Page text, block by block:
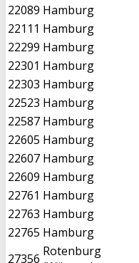
22089 Hamburg
22111 Hamburg
22299 Hamburg
22301 Hamburg
22303 Hamburg
22523 Hamburg
22587 Hamburg
22605 Hamburg
22607 Hamburg
22609 Hamburg
22761 Hamburg
22763 Hamburg
22765 Hamburg
27356 Rotenburg